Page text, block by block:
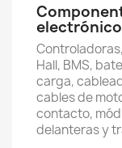
Hall, BMS,
carga,
cables de
contacto,
delanteras y